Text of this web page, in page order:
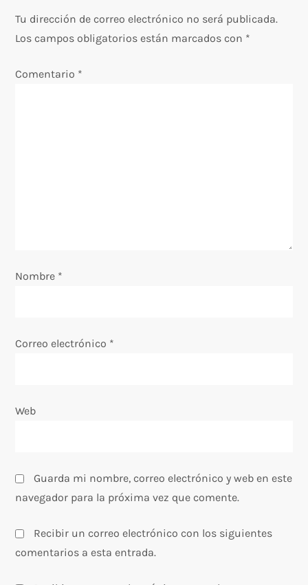
g
a
c
e
t
a
a
s
Tu dirección de correo electrónico no será publicada.
Los campos obligatorios están marcados con *
Comentario *
Nombre *
Correo electrónico *
Web
Guarda mi nombre, correo electrónico y web en este
navegador para la próxima vez que comente.
Recibir un correo electrónico con los siguientes
comentarios a esta entrada.